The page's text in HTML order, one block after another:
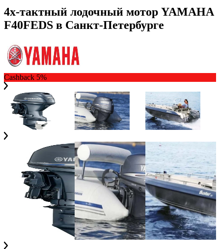
4х-тактный лодочный мотор YAMAHA
F40FEDS в Санкт-Петербурге
Cashback 5%